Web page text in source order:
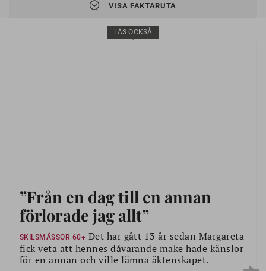
orsaker till att de skilt sig efter 60.
intervjuade 1 – 8 år efter separation.
* Längd på tidigare förhållande 10 – 51 år. Vid uppföljning lever 6
VISA FAKTARUTA
LÄS OCKSÅ
”Från en dag till en annan
förlorade jag allt”
SKILSMÄSSOR 60+ Det har gått 13 år sedan Margareta
fick veta att hennes dåvarande make hade känslor
för en annan och ville lämna äktenskapet.